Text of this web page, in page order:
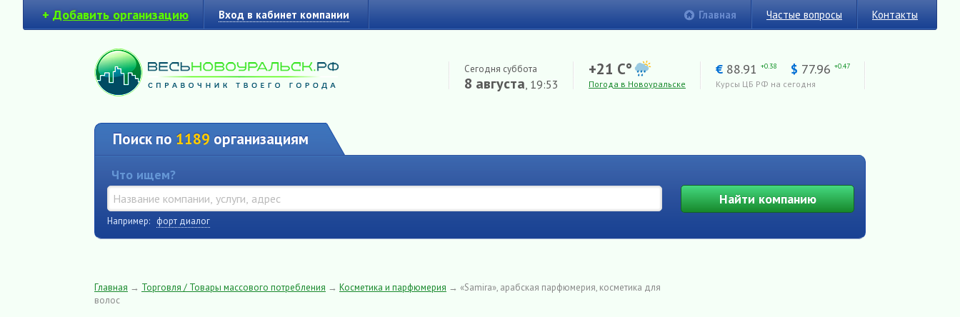
+ Добавить организацию Вход в кабинет компании Главная Частые вопросы Контакты
Сегодня суббота
8 августа, 19:53
+21 C°
Погода в Новоуральске
€ 88.91 +0.38 $ 77.96 +0.47
Курсы ЦБ РФ на сегодня
Поиск по 1189 организациям
Что ищем?
Найтикомпанию
Например: форт диалог
Главная → Торговля / Товары массового потребления → Косметика и парфюмерия → «Samira», арабская парфюмерия, косметика для
волос